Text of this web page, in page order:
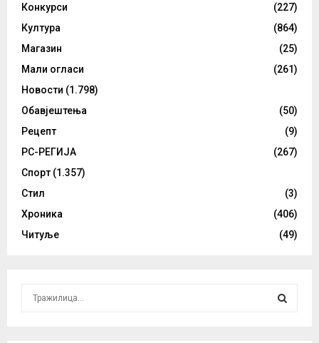
Конкурси
(227)
Култура
(864)
Магазин
(25)
Мали огласи
(261)
Новости (1.798)
Обавјештења
(50)
Рецепт
(9)
РС-РЕГИЈА
(267)
Спорт (1.357)
Стил
(3)
Хроника
(406)
Читуље
(49)